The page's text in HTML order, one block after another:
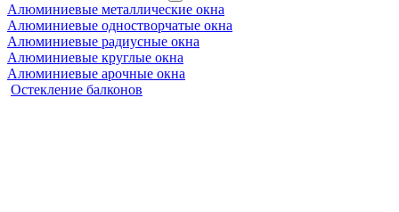
Алюминиевые металлические окна
Алюминиевые одностворчатые окна
Алюминиевые радиусные окна
Алюминиевые круглые окна
Алюминиевые арочные окна
Остекление балконов